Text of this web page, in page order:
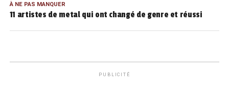
À NE PAS MANQUER
11 artistes de metal qui ont changé de genre et réussi
PUBLICITÉ